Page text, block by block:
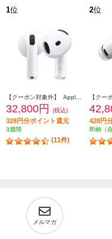
1位
32,800円 (税込)
328円分ポイント還元
3週間
(11件)
2位
428円
即納（
メルマガ